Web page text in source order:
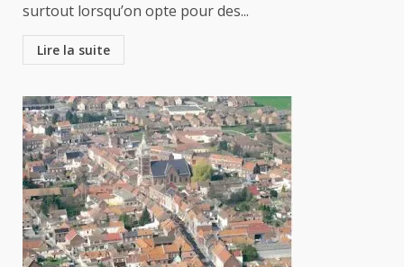
surtout lorsqu’on opte pour des...
Lire la suite